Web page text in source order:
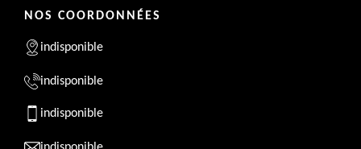
NOS COORDONNÉES
indisponible
indisponible
indisponible